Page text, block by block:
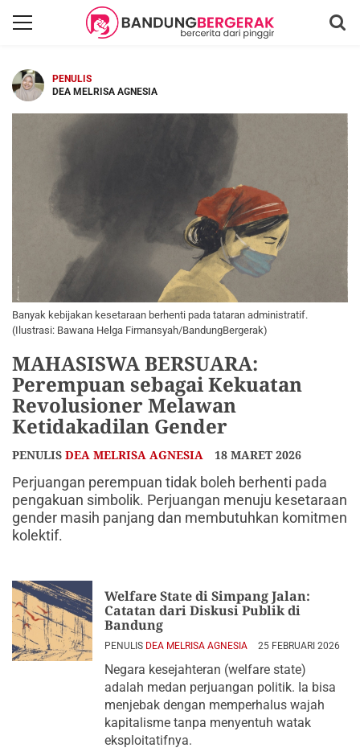
PENULIS
DEA MELRISA AGNESIA
Banyak kebijakan kesetaraan berhenti pada tataran administratif.
(Ilustrasi: Bawana Helga Firmansyah/BandungBergerak)
MAHASISWA BERSUARA:
Perempuan sebagai Kekuatan
Revolusioner Melawan
Ketidakadilan Gender
PENULIS DEA MELRISA AGNESIA 18 MARET 2026
Perjuangan perempuan tidak boleh berhenti pada
pengakuan simbolik. Perjuangan menuju kesetaraan
gender masih panjang dan membutuhkan komitmen
kolektif.
Welfare State di Simpang Jalan:
Catatan dari Diskusi Publik di
Bandung
PENULIS DEA MELRISA AGNESIA 25 FEBRUARI 2026
Negara kesejahteran (welfare state)
adalah medan perjuangan politik. Ia bisa
menjebak dengan memperhalus wajah
kapitalisme tanpa menyentuh watak
eksploitatifnya.